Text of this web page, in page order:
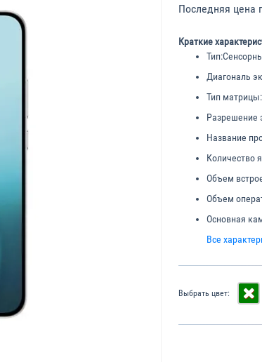
Последняя цена
Краткие
Тип:
Диагональ
Тип матрицы:
Разрешение
Название
Количество
Объем
Объем
Основная
Все
Выбрать цвет: